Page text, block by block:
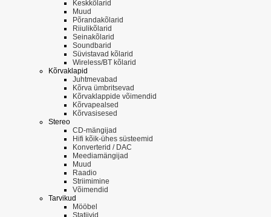
Keskkõlarid
Muud
Põrandakõlarid
Riiulikõlarid
Seinakõlarid
Soundbarid
Süvistavad kõlarid
Wireless/BT kõlarid
Kõrvaklapid
Juhtmevabad
Kõrva ümbritsevad
Kõrvaklappide võimendid
Kõrvapealsed
Kõrvasisesed
Stereo
CD-mängijad
Hifi kõik-ühes süsteemid
Konverterid / DAC
Meediamängijad
Muud
Raadio
Striimimine
Võimendid
Tarvikud
Mööbel
Statiivid